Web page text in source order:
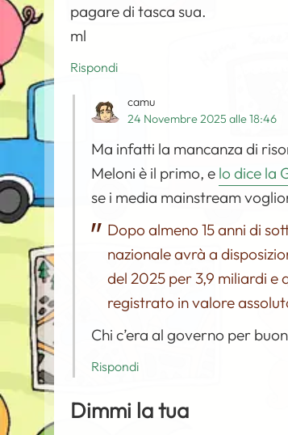
pagare di tasca sua.
ml
Rispondi
camu
24 Novembre 2025 alle 18:46
Ma infatti la mancanza di
Meloni è il primo, e lo dice la
se i media mainstream
Dopo almeno 15 anni di
nazionale avrà a
del 2025 per 3,9 miliardi e
registrato in valore
Chi c’era al governo per
Rispondi
Dimmi la tua